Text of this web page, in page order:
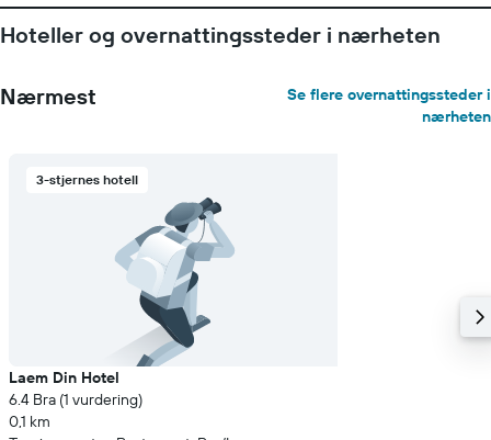
Hoteller og overnattingssteder i nærheten
Nærmest
Se flere overnattingssteder i
nærheten
3-stjernes hotell
Laem Din Hotel
6.4 Bra (1 vurdering)
0,1 km